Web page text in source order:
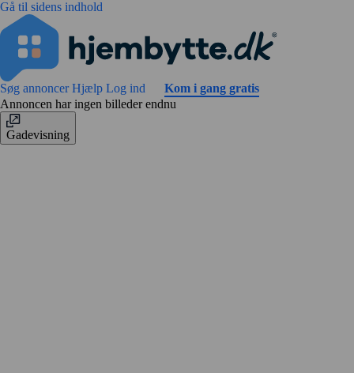
Gå til sidens indhold
Søg annoncerHjælp Log ind
Kom i gang gratis
Annoncen har ingen billeder endnu
Gadevisning